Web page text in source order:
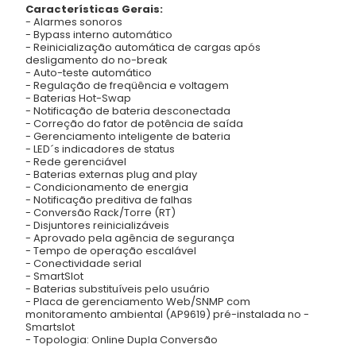
Características Gerais:
- Alarmes sonoros
- Bypass interno automático
- Reinicialização automática de cargas após
desligamento do no-break
- Auto-teste automático
- Regulação de freqüência e voltagem
- Baterias Hot-Swap
- Notificação de bateria desconectada
- Correção do fator de potência de saída
- Gerenciamento inteligente de bateria
- LED´s indicadores de status
- Rede gerenciável
- Baterias externas plug and play
- Condicionamento de energia
- Notificação preditiva de falhas
- Conversão Rack/Torre (RT)
- Disjuntores reinicializáveis
- Aprovado pela agência de segurança
- Tempo de operação escalável
- Conectividade serial
- SmartSlot
- Baterias substituíveis pelo usuário
- Placa de gerenciamento Web/SNMP com
monitoramento ambiental (AP9619) pré-instalada no -
Smartslot
- Topologia: Online Dupla Conversão